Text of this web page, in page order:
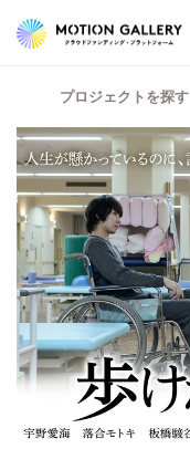
プロジェクトを探す